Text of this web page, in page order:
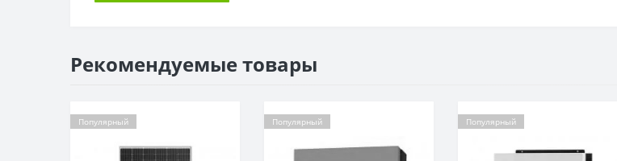
Рекомендуемые товары
Популярный Популярный Популярный